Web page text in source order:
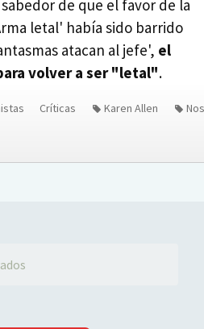
de que el favor de la
letal' había sido barrido
atacan al jefe', el
volver a ser "letal".
Críticas Karen Allen